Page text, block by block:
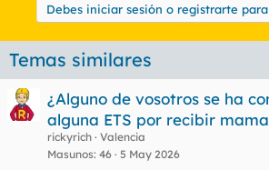
Debes iniciar sesión o registrarte
Temas similares
¿Alguno de vosotros se ha
alguna ETS por recibir
rickyrich Valencia
Masunos 46 5 May 2026